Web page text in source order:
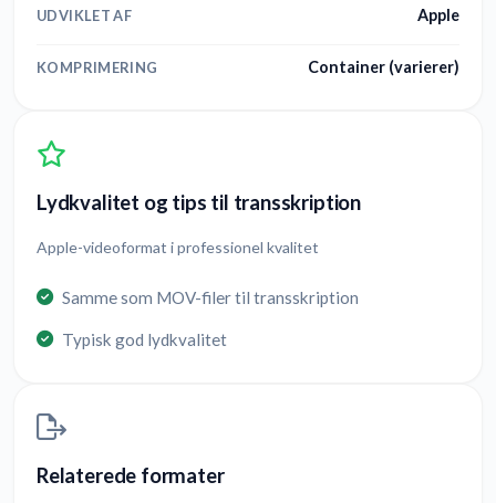
UDVIKLET AF Apple
KOMPRIMERING Container (varierer)
Lydkvalitet og tips til transskription
Apple-videoformat i professionel kvalitet
Samme som MOV-filer til transskription
Typisk god lydkvalitet
Relaterede formater